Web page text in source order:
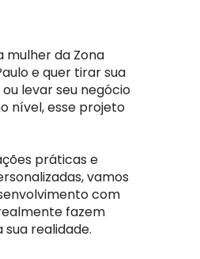
mulher da Zona
e quer tirar sua
levar seu negócio
nível, esse projeto
práticas e
vamos
com
fazem
realidade.